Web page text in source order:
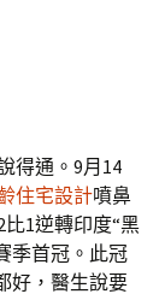
得通。9月14
住宅設計噴鼻
1逆轉印度“黑
季首冠。此冠
好，醫生說要